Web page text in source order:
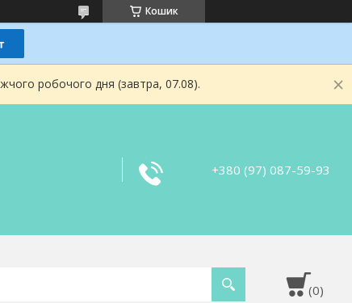
Кошик
робочого дня (завтра, 07.08).
+380 (97) 087-59-93